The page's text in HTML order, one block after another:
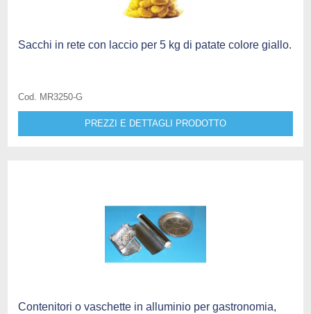
Sacchi in rete con laccio per 5 kg di patate colore giallo.
Cod. MR3250-G
PREZZI E DETTAGLI PRODOTTO
Contenitori o vaschette in alluminio per gastronomia,